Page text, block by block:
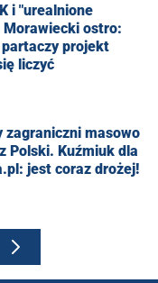
i "urealnione
Morawiecki ostro:
projekt
liczyć
zagraniczni masowo
Polski. Kuźmiuk dla
jest coraz drożej!